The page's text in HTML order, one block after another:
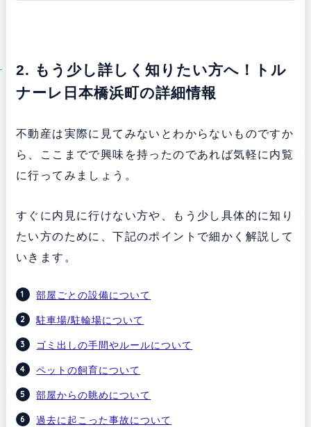
2. もう少し詳しく知りたい方へ！トル
ナーレ日本橋浜町の詳細情報
不動産は実際に見てみないとわからないものですか
ら、ここまでで興味を持ったのであれば気軽に内覧
に行ってみましょう。
すぐに内見に行けない方や、もう少し具体的に知り
たい方のために、下記のポイントで細かく解説して
いきます。
部屋ごとの設備について
駐車場/駐輪場について
ゴミ出しの手間やルールについて
ペットの飼育について
部屋からの眺めについて
過去に起こった事故について